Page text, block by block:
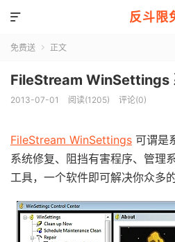
反斗限

免费送  正文
FileStream WinSettings
2013-07-01 阅读(1205) 评论(0)
FileStream WinSettings 可谓是
系统修复、阻挡有害程序、管理
工具，一个软件即可解决你众多的